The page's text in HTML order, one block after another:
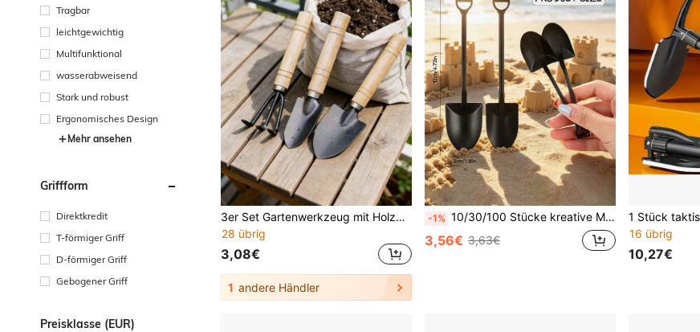
Tragbar
leichtgewichtig
Multifunktional
wasserabweisend
Stark und robust
Ergonomisches Design
Mehr ansehen
Griffform
Direktkredit
T-förmiger Griff
D-förmiger Griff
Gebogener Griff
Preisklasse (EUR)
3er Set Gartenwerkzeug mit Holzgriff, Metallschaufel, Spaten und Gabel, rustikaler Stil, langanhaltend und einfach zu bedienen, geeignet für Garten, Topferde und Pflanzenpflege, unverzichtbar für Gartenarbeit Outdoor, Geschenk zum Valentinstag, Muttertag, Abschluss und Einzug
28 übrig
3,08€
1 andere Händler
-1% 10/30/100 Stücke kreative Mini-Schöpfer, einzeln verpackt, geeignet für Eis, Pudding, Joghurt - perfekt für Familienfeiern, Geburtstagsfeiern, Outdoor-Camping, Mitnehmen und mehr
3,56€ 3,63€
16 übrig
10,27€